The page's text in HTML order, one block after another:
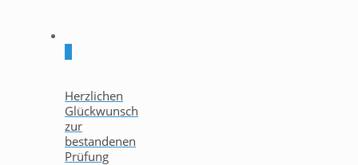
Herzlichen
Glückwunsch
zur
bestandenen
Prüfung